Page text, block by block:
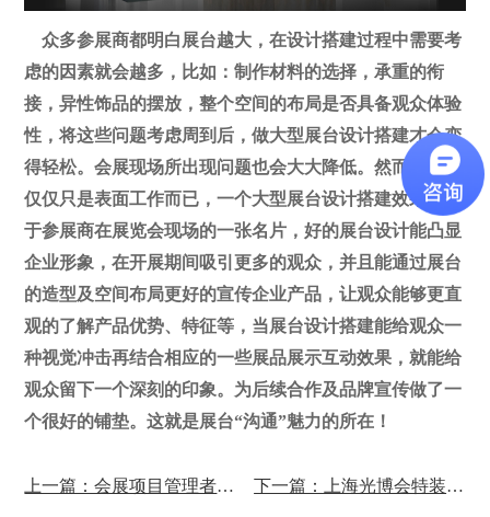
众多参展商都明白展台越大，在设计搭建过程中需要考
虑的因素就会越多，比如：制作材料的选择，承重的衔
接，异性饰品的摆放，整个空间的布局是否具备观众体验
性，将这些问题考虑周到后，做大型展台设计搭建才会变
得轻松。会展现场所出现问题也会大大降低。然而，这些
仅仅只是表面工作而已，一个大型展台设计搭建效果相当
于参展商在展览会现场的一张名片，好的展台设计能凸显
企业形象，在开展期间吸引更多的观众，并且能通过展台
的造型及空间布局更好的宣传企业产品，让观众能够更直
观的了解产品优势、特征等，当展台设计搭建能给观众一
种视觉冲击再结合相应的一些展品展示互动效果，就能给
观众留下一个深刻的印象。为后续合作及品牌宣传做了一
个很好的铺垫。这就是展台“沟通”魅力的所在！
上一篇：会展项目管理者需要具备什么能力？ 下一篇：上海光博会特装展台搭建价格会受哪些因素影响？